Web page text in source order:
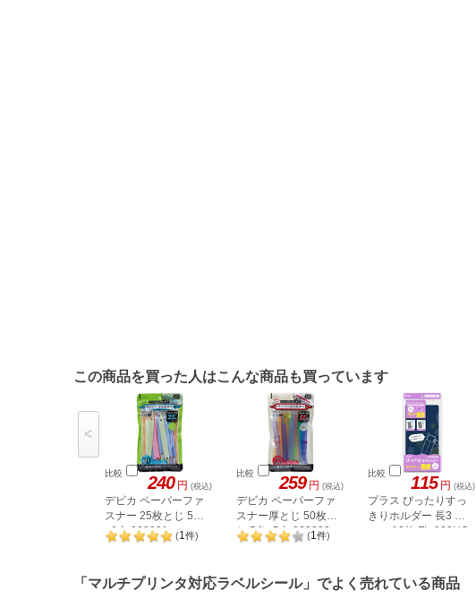
この商品を買った人はこんな商品も買っています
比較 240 円 (税込)
デビカ ペーパーファ
スナー 25枚とじ 5色
×6本 063201
(1 件)
比較 259 円 (税込)
デビカ ペーパーファ
スナー厚とじ 50枚と
じ 5色×5本 063202
(1 件)
比較 115 円 (税込)
プラス ぴったりすっ
きりホルダー 長3 ブ
ルー 10枚 FL-220HO
<
「マルチプリンタ対応ラベルシール」でよく売れている商品